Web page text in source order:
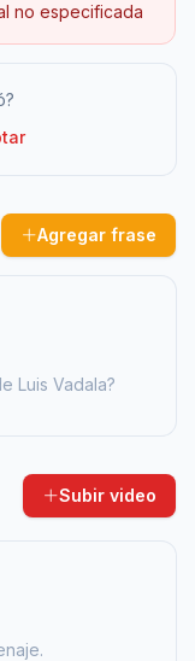
no especificada
Agregar frase
Luis Vadala?
Subir video